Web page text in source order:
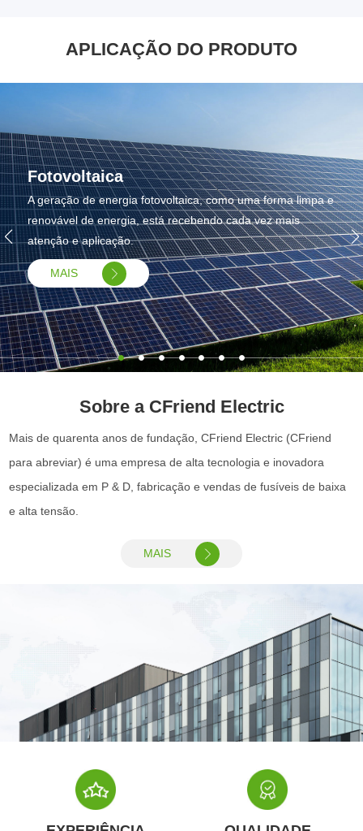
APLICAÇÃO DO PRODUTO
Fotovoltaica
A geração de energia fotovoltaica, como uma forma limpa e
renovável de energia, está recebendo cada vez mais
atenção e aplicação.
MAIS
Sobre a CFriend Electric
Mais de quarenta anos de fundação, CFriend Electric (CFriend
para abreviar) é uma empresa de alta tecnologia e inovadora
especializada em P & D, fabricação e vendas de fusíveis de baixa
e alta tensão.
MAIS